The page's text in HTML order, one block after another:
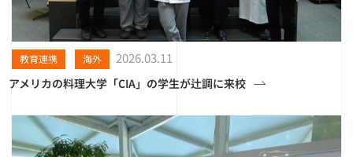
教育連携 海外 2026.03.11
アメリカの料理大学「CIA」の学生が辻調に来校